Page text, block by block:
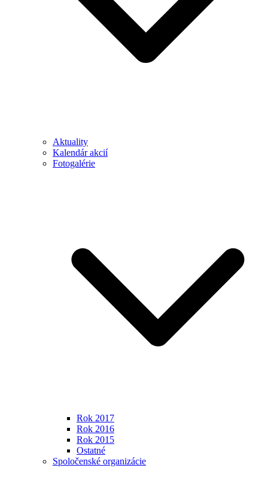
Aktuality
Kalendár akcií
Fotogalérie
Rok 2017
Rok 2016
Rok 2015
Ostatné
Spoločenské organizácie